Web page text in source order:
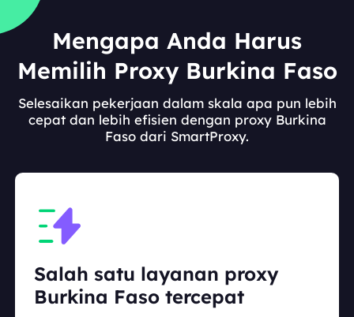
Mengapa Anda Harus
Memilih Proxy Burkina Faso
Selesaikan pekerjaan dalam skala apa pun lebih
cepat dan lebih efisien dengan proxy Burkina
Faso dari SmartProxy.
Salah satu layanan proxy
Burkina Faso tercepat